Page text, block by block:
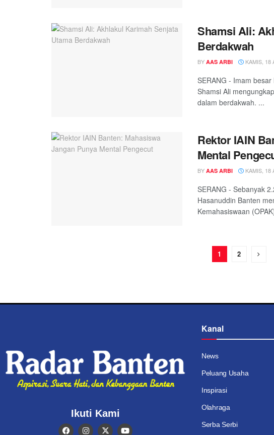
Shamsi Ali:
Berdakwah
BY AAS ARBI KAMIS, 18
SERANG - Imam
Shamsi Ali
dalam berdakwah. ...
Rektor IAIN
Mental
BY AAS ARBI KAMIS, 18
SERANG - Sebanyak
Hasanuddin Banten
Kemahasiswaan
1 2
Ikuti Kami
Kanal
News
Peluang Usaha
Inspirasi
Olahraga
Serba Serbi